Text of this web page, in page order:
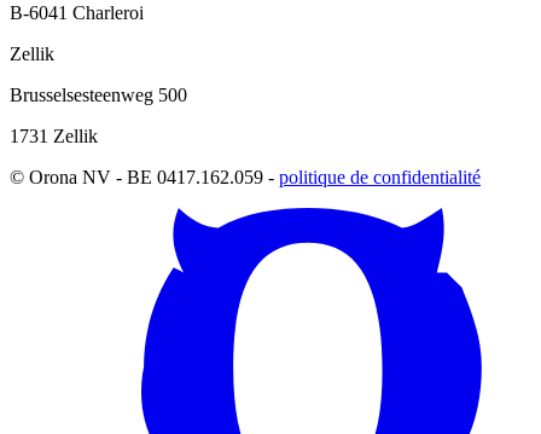
B-6041 Charleroi
Zellik
Brusselsesteenweg 500
1731 Zellik
© Orona NV - BE 0417.162.059 - politique de confidentialité